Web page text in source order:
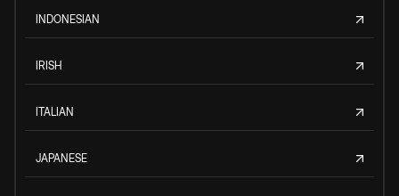
INDONESIAN
IRISH
ITALIAN
JAPANESE